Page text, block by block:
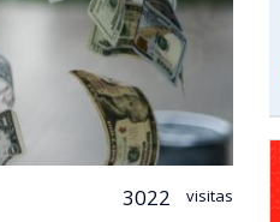
3022 visitas